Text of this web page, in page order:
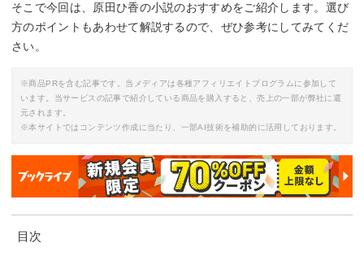
そこで今回は、原田ひ香の小説のおすすめをご紹介します。選び
方のポイントもあわせて解説するので、ぜひ参考にしてみてくだ
さい。
※商品PRを含む記事です。当メディアは各種アフィリエイトプログラムに参加して
います。当サービスの記事で紹介している商品を購入すると、売上の一部が弊社に還
元されます。
※本サイトではコンテンツ作成に当たり、一部AI技術を補助的に活用しております。
目次